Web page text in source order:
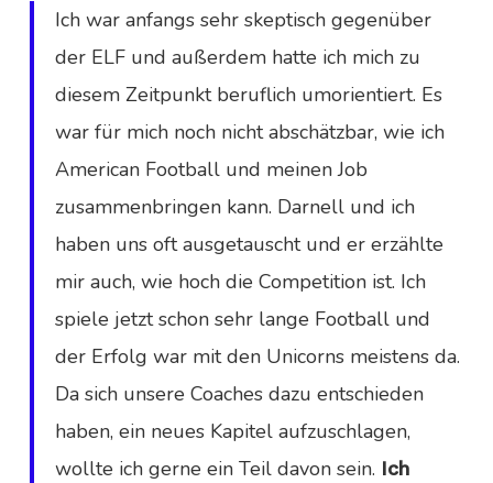
Ich war anfangs sehr skeptisch gegenüber
der ELF und außerdem hatte ich mich zu
diesem Zeitpunkt beruflich umorientiert. Es
war für mich noch nicht abschätzbar, wie ich
American Football und meinen Job
zusammenbringen kann. Darnell und ich
haben uns oft ausgetauscht und er erzählte
mir auch, wie hoch die Competition ist. Ich
spiele jetzt schon sehr lange Football und
der Erfolg war mit den Unicorns meistens da.
Da sich unsere Coaches dazu entschieden
haben, ein neues Kapitel aufzuschlagen,
wollte ich gerne ein Teil davon sein. Ich